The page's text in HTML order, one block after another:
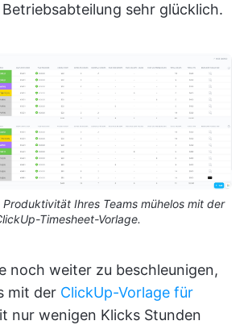
sehr glücklich.
Produktivität Ihres Teams mühelos mit der
Timesheet-Vorlage.
noch weiter zu beschleunigen,
mit der ClickUp-Vorlage für
nur wenigen Klicks Stunden